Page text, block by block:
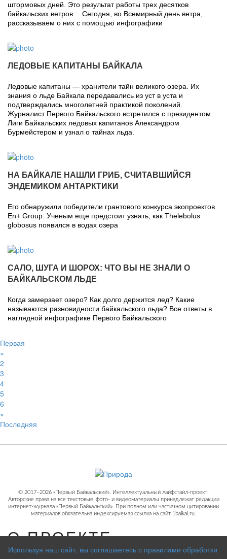
штормовых дней. Это результат работы трех десятков
байкальских ветров… Сегодня, во Всемирный день ветра,
рассказываем о них с помощью инфографики
ЛЕДОВЫЕ КАПИТАНЫ БАЙКАЛА
Ледовые капитаны — хранители тайн великого озера. Их
знания о льде Байкала передавались из уст в уста и
подтверждались многолетней практикой поколений.
Журналист Первого Байкальского встретился с президентом
Лиги Байкальских ледовых капитанов Александром
Бурмейстером и узнал о тайнах льда.
НА БАЙКАЛЕ НАШЛИ ГРИБ, СЧИТАВШИЙСЯ
ЭНДЕМИКОМ АНТАРКТИКИ
Его обнаружили победители грантового конкурса экопроектов
En+ Group. Ученым еще предстоит узнать, как Thelebolus
globosus появился в водах озера
САЛО, ШУГА И ШОРОХ: ЧТО ВЫ НЕ ЗНАЛИ О
БАЙКАЛЬСКОМ ЛЬДЕ
Когда замерзает озеро? Как долго держится лед? Какие
называются разновидности байкальского льда? Все ответы в
наглядной инфографике Первого Байкальского
Первая
«
2
3
4
5
6
»
Последняя
© 2017−2026 «Первый Байкальский». Интеллектуальный лайфстайл-проект.
Авторские права на все текстовые, фото- и видеоматериалы принадлежат редакции
интернет-журнала «Первый Байкальский». При полном или частичном цитировании
материалов обязательна индексируемая ссылка на сайт 1baikal.ru.
О ПРОЕКТЕ
Используя наш сайт, вы соглашаетесь с правилами обработки